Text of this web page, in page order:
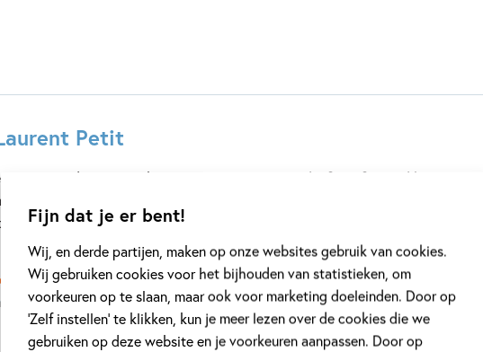
Fijn dat je er bent!
Wij, en derde partijen, maken op onze websites gebruik van cookies.
Wij gebruiken cookies voor het bijhouden van statistieken, om
voorkeuren op te slaan, maar ook voor marketing doeleinden. Door op
‘Zelf instellen’ te klikken, kun je meer lezen over de cookies die we
gebruiken op deze website en je voorkeuren aanpassen. Door op
Petit
Petit werd in 1956 geboren in Parijs. Na zijn studie filosofie werd hij leraar
en waagde zich op een gegeven moment ook maar aan schrijven. Hij schreef
hij vooral voor...